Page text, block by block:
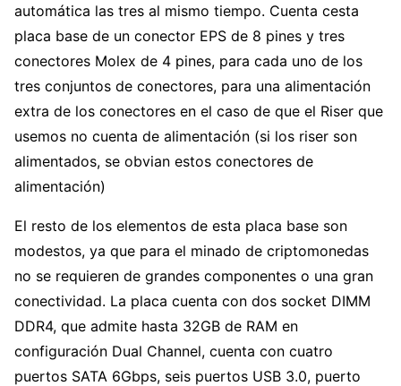
automática las tres al mismo tiempo. Cuenta cesta
placa base de un conector EPS de 8 pines y tres
conectores Molex de 4 pines, para cada uno de los
tres conjuntos de conectores, para una alimentación
extra de los conectores en el caso de que el Riser que
usemos no cuenta de alimentación (si los riser son
alimentados, se obvian estos conectores de
alimentación)
El resto de los elementos de esta placa base son
modestos, ya que para el minado de criptomonedas
no se requieren de grandes componentes o una gran
conectividad. La placa cuenta con dos socket DIMM
DDR4, que admite hasta 32GB de RAM en
configuración Dual Channel, cuenta con cuatro
puertos SATA 6Gbps, seis puertos USB 3.0, puerto